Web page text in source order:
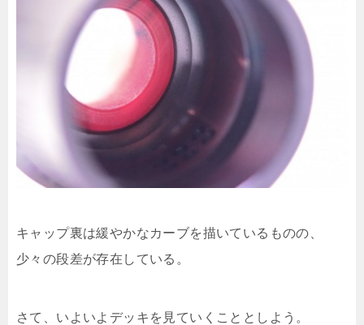
キャップ裏は緩やかなカーブを描いているものの、
少々の段差が存在している。
さて、いよいよデッキを見ていくこととしよう。